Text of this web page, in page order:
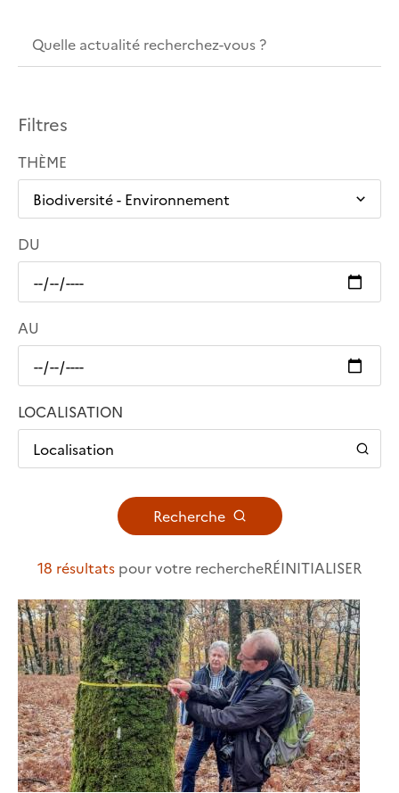
Filtres
THÈME
DU
AU
LOCALISATION
Localisation
Recherche
18 résultats pour votre rechercheRÉINITIALISER